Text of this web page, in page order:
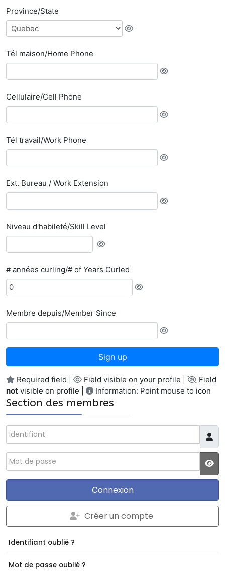
Province/State
Tél maison/Home Phone
Cellulaire/Cell Phone
Tél travail/Work Phone
Ext. Bureau / Work Extension
Niveau d'habileté/Skill Level
# années curling/# of Years Curled
Membre depuis/Member Since
Sign up
Required field | Field visible on your profile |
Field
not visible on profile | Information: Point mouse to icon
Section des membres
Identifiant
Mot de passe
Connexion
Créer un compte
Identifiant oublié ?
Mot de passe oublié ?